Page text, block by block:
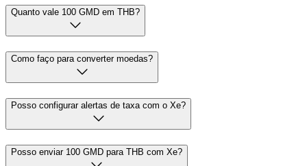
Quanto vale 100 GMD em THB?
Como faço para converter moedas?
Posso configurar alertas de taxa com o Xe?
Posso enviar 100 GMD para THB com Xe?